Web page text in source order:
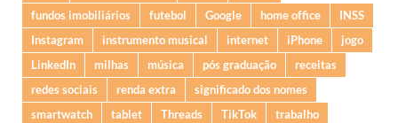
fundos imobiliários
futebol Google home office
INSS
Instagram
instrumento musical internet iPhone
jogo
LinkedIn
milhas música pós graduação
receitas
redes sociais
renda extra
significado dos nomes
smartwatch
tablet Threads TikTok
trabalho